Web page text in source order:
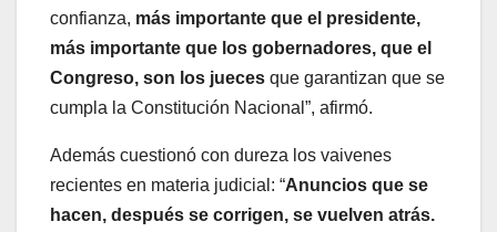
confianza, más importante que el presidente,
más importante que los gobernadores, que el
Congreso, son los jueces que garantizan que se
cumpla la Constitución Nacional”, afirmó.
Además cuestionó con dureza los vaivenes
recientes en materia judicial: “Anuncios que se
hacen, después se corrigen, se vuelven atrás.